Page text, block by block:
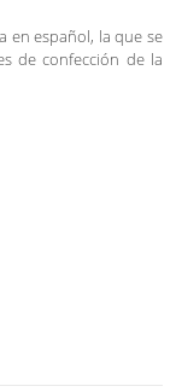
en español, la que se
de confección de la